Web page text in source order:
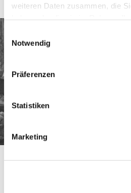
weiteren Daten zusammen, die
Notwendig
Präferenzen
Statistiken
Marketing